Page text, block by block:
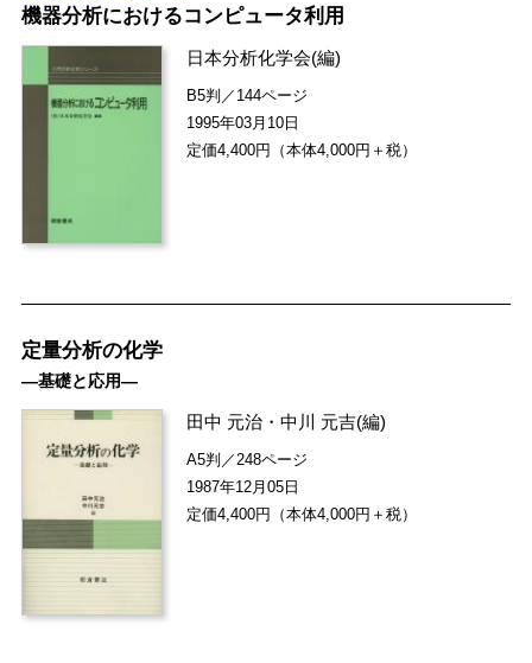
機器分析におけるコンピュータ利用
日本分析化学会(編)
B5判／144ページ
1995年03月10日
定価4,400円（本体4,000円＋税）
定量分析の化学
―基礎と応用―
田中 元治 ・中川 元吉(編)
A5判／248ページ
1987年12月05日
定価4,400円（本体4,000円＋税）